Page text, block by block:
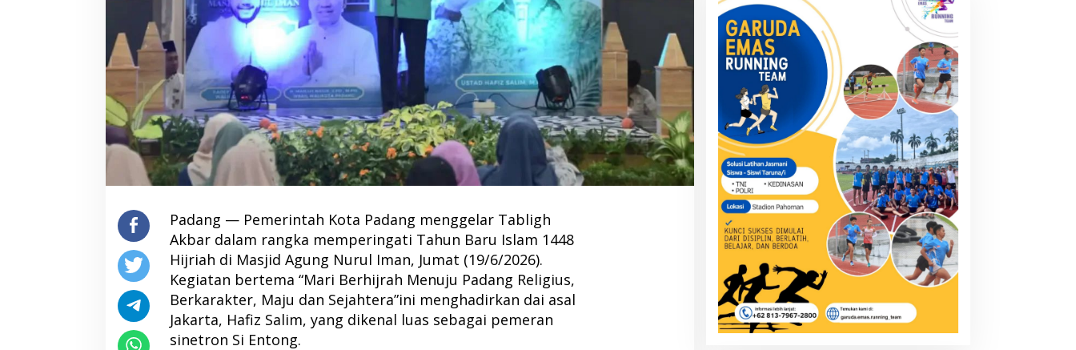
Padang — Pemerintah Kota Padang menggelar Tabligh
Akbar dalam rangka memperingati Tahun Baru Islam 1448
Hijriah di Masjid Agung Nurul Iman, Jumat (19/6/2026).
Kegiatan bertema “Mari Berhijrah Menuju Padang Religius,
Berkarakter, Maju dan Sejahtera”ini menghadirkan dai asal
Jakarta, Hafiz Salim, yang dikenal luas sebagai pemeran
sinetron Si Entong.